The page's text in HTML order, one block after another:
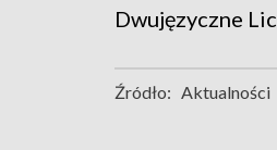
Dwujęzyczne
Źródło: Aktualności